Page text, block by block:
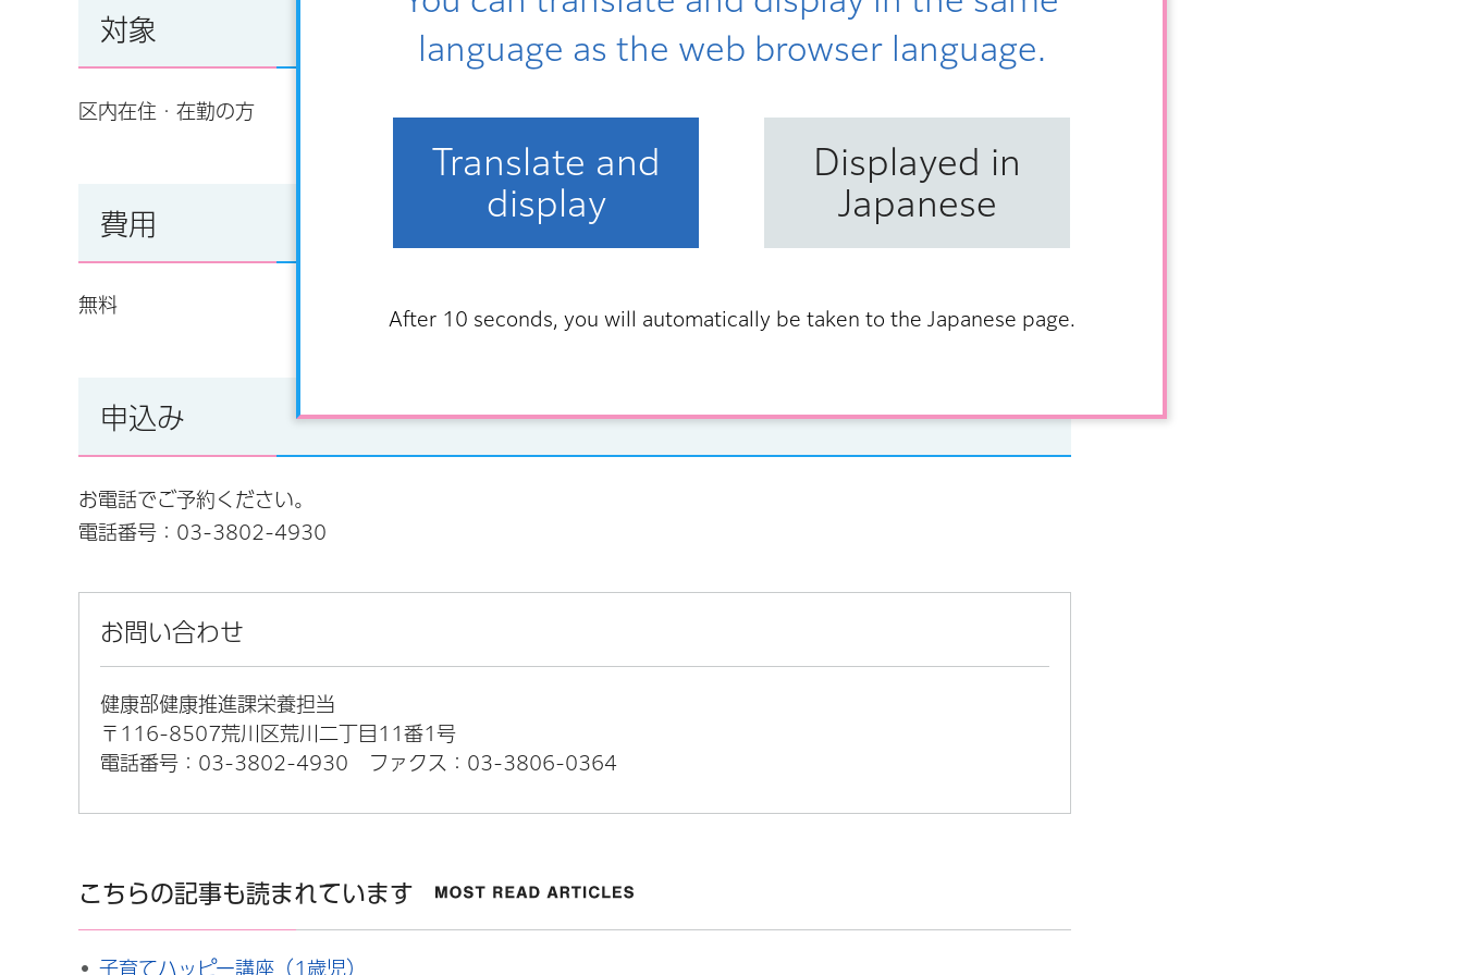
language as the web browser language.
Translate and
display
Displayed in
Japanese
After 10 seconds, you will automatically be taken to the Japanese page.
対象
区内在住・在勤の方
費用
無料
申込み
お電話でご予約ください。
電話番号： 03-3802-4930
お問い合わせ
健康部健康推進課栄養担当
〒116-8507荒川区荒川二丁目11番1号
電話番号：03-3802-4930
ファクス：03-3806-0364
こちらの記事も読まれています
子育てハッピー講座（1歳児）